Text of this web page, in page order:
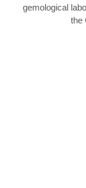
gemological
the